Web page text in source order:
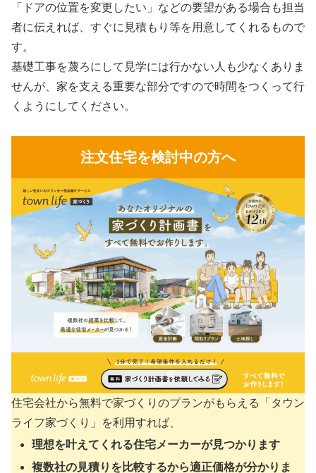
「ドアの位置を変更したい」などの要望がある場合も担当
者に伝えれば、すぐに見積もり等を用意してくれるもので
す。
基礎工事を蔑ろにして見学には行かない人も少なくありま
せんが、家を支える重要な部分ですので時間をつくって行
くようにしてください。
注文住宅を検討中の方へ
住宅会社から無料で家づくりのプランがもらえる「タウン
ライフ家づくり」を利用すれば、
理想を叶えてくれる住宅メーカーが見つかります
複数社の見積りを比較するから適正価格が分かりま